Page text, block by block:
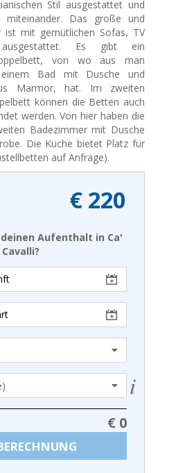
Stil ausgestattet und
miteinander. Das große und
ist mit gemütlichen Sofas, TV
Es gibt ein
von wo aus man
Bad mit Dusche und
Marmor, hat. Im zweiten
können die Betten auch
werden. Von hier haben die
Badezimmer mit Dusche
Die Küche bietet Platz für
auf Anfrage).
€ 220
Aufenthalt in Ca'
Cavalli?
€ 0